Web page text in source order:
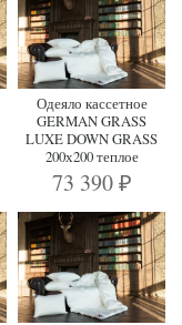
Одеяло кассетное
GERMAN GRASS
LUXE DOWN GRASS
200х200 теплое
73 390 ₽